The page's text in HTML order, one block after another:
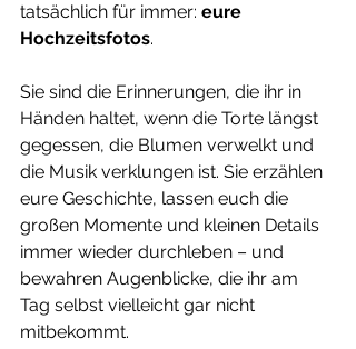
tatsächlich für immer: eure
Hochzeitsfotos.
Sie sind die Erinnerungen, die ihr in
Händen haltet, wenn die Torte längst
gegessen, die Blumen verwelkt und
die Musik verklungen ist. Sie erzählen
eure Geschichte, lassen euch die
großen Momente und kleinen Details
immer wieder durchleben – und
bewahren Augenblicke, die ihr am
Tag selbst vielleicht gar nicht
mitbekommt.